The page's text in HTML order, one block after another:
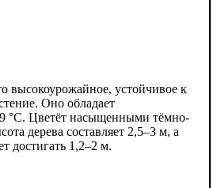
высокоурожайное, устойчивое к
Оно обладает
°C. Цветёт насыщенными тёмно-
дерева составляет 2,5–3 м, а
достигать 1,2–2 м.